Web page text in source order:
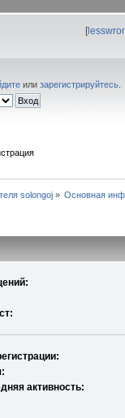
[
или зарегистрируйтесь
solongoj» Основная
активность: